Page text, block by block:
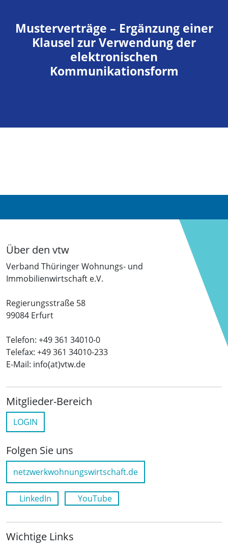
Musterverträge – Ergänzung einer
Klausel zur Verwendung der
elektronischen
Kommunikationsform
Über den vtw
Verband Thüringer Wohnungs- und
Immobilienwirtschaft e.V.
Regierungsstraße 58
99084 Erfurt
Telefon: +49 361 34010-0
Telefax: +49 361 34010-233
E-Mail: info(at)vtw.de
Mitglieder-Bereich
LOGIN
Folgen Sie uns
netzwerkwohnungswirtschaft.de
LinkedIn YouTube
Wichtige Links